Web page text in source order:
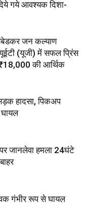
गये आवश्यक दिशा-
अंबेडकर जन कल्याण
(यूजी) में सफल प्रिंस
की आर्थिक
हादसा, पिकअप
जानलेवा हमला 24घंटे
गंभीर रूप से घायल